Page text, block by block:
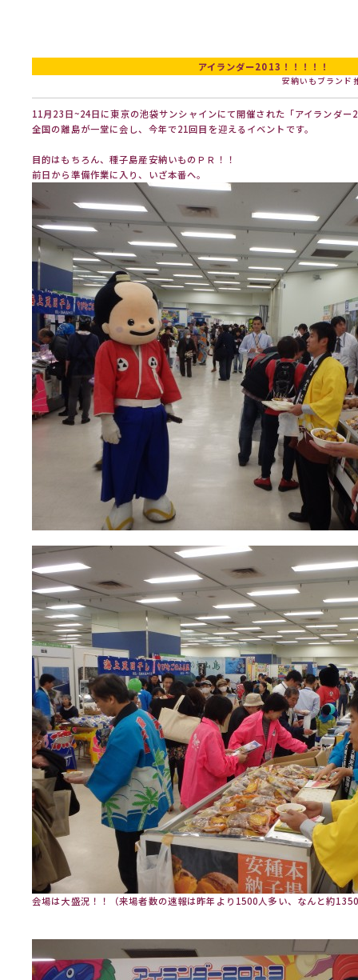
アイランダー2013！！！！！
安納いもブランド
11月23日~24日に東京の池袋サンシャインにて開催された「アイランダー
全国の離島が一堂に会し、今年で21回目を迎えるイベントです。
目的はもちろん、種子島産安納いものＰＲ！！
前日から準備作業に入り、いざ本番へ。
会場は大盛況！！（来場者数の速報は昨年より1500人多い、なんと約